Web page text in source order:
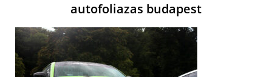
autofoliazas budapest